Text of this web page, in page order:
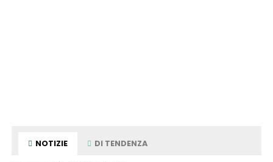
NOTIZIE DI TENDENZA